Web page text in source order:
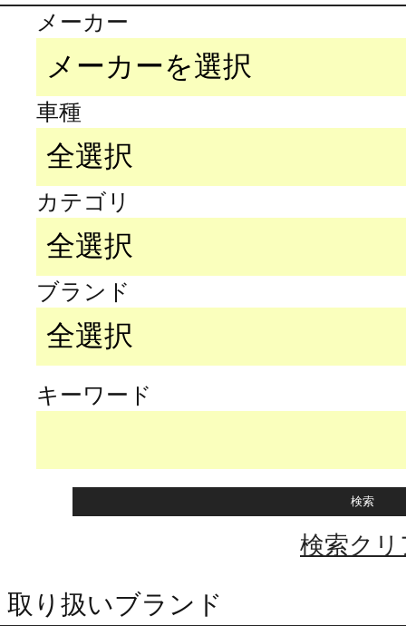
メーカー
車種
カテゴリ
ブランド
キーワード
検索クリ
取り扱いブランド